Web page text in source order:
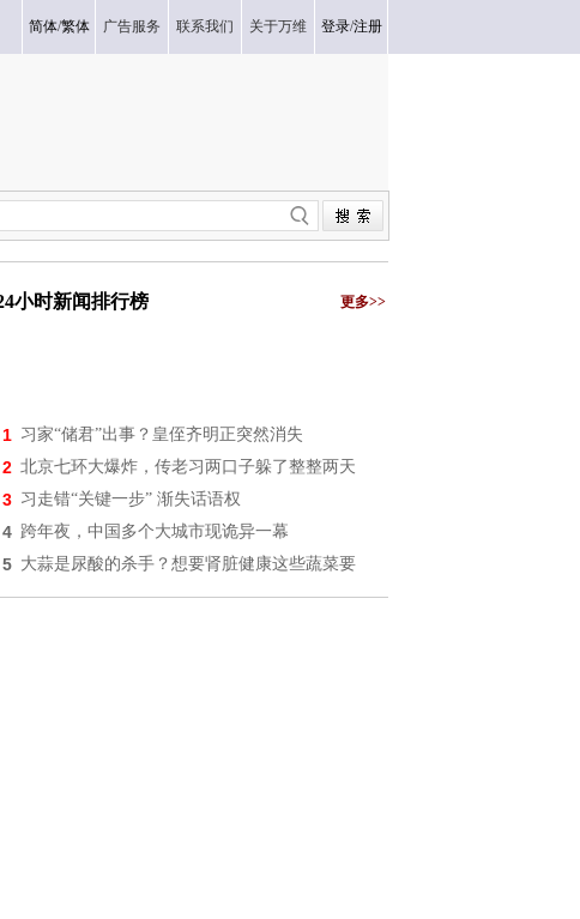
简体/繁体 广告服务 联系我们 关于万维 登录/注册
小时新闻排行榜 更多>>
1 习家“储君”出事？皇侄齐明正突然消失
2 北京七环大爆炸，传老习两口子躲了整整两天
3 习走错“关键一步” 渐失话语权
4 跨年夜，中国多个大城市现诡异一幕
5 大蒜是尿酸的杀手？想要肾脏健康这些蔬菜要